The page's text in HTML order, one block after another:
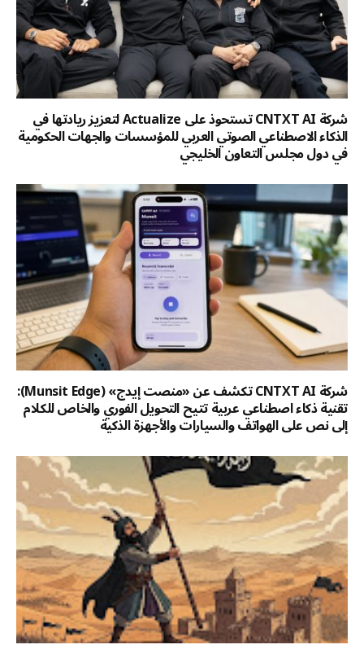
شركة CNTXT AI تستحوذ على Actualize لتعزيز ريادتها في
الذكاء الاصطناعي الصوتي العربي للمؤسسات والجهات الحكومية
في دول مجلس التعاون الخليجي
شركة CNTXT AI تكشف عن «منصت إيدج» (Munsit Edge):
تقنية ذكاء اصطناعي عربية تتيح التحويل الفوري والخاص للكلام
إلى نص على الهواتف والسيارات والأجهزة الذكية